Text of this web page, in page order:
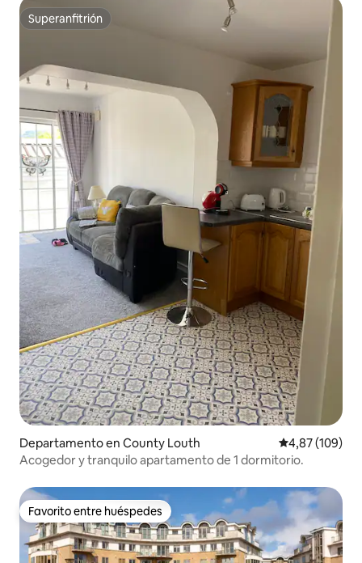
Superanfitrión
Superanfitrión
Departamento en County Louth Calificación
4,87 (109)
Acogedor y tranquilo apartamento de 1 dormitorio.
Favorito entre huéspedes
Favorito entre huéspedes